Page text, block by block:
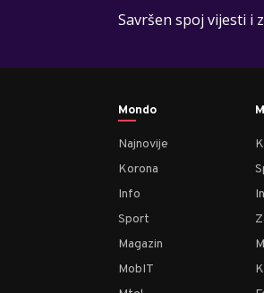
Savršen spoj vijesti i
Mondo
Najnovije
Korona
Info
Sport
Magazin
MobIT